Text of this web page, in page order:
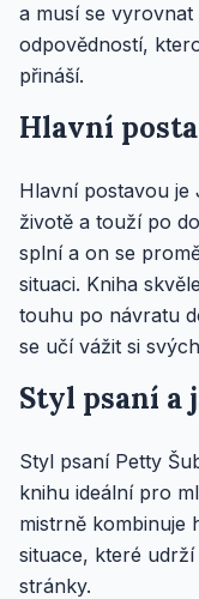
a musí se
odpovědností,
přináší.
Hlavní
Hlavní postavou je
životě a touží po
splní a on se
situaci. Kniha
touhu po návratu
se učí vážit si
Styl psaní a
Styl psaní Petty
knihu ideální pro
mistrně kombinuje
situace, které
stránky.